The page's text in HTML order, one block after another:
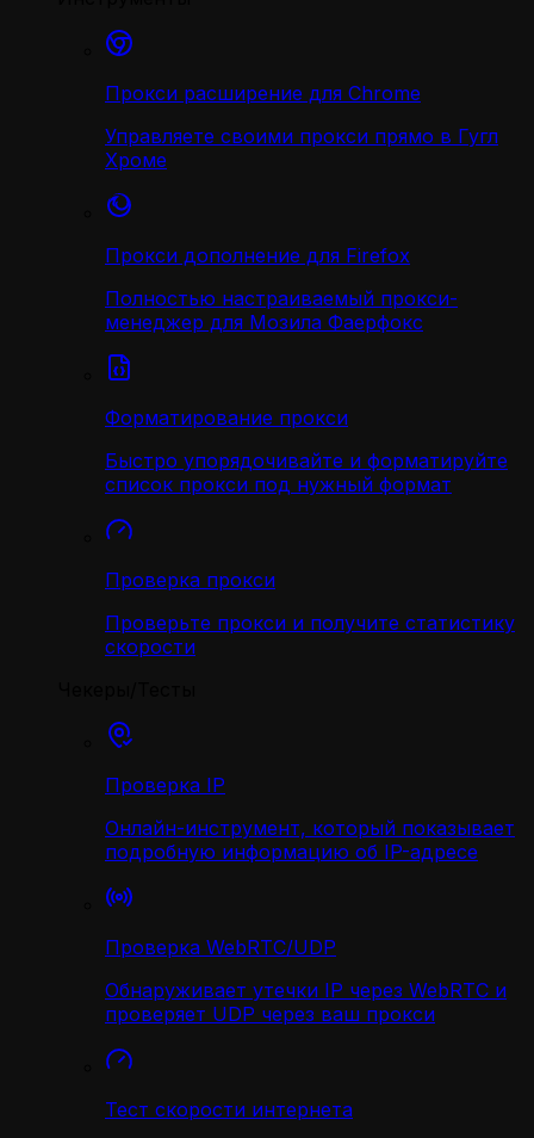
Прокси расширение для Chrome
Управляете своими прокси прямо в Гугл
Хроме
Прокси дополнение для Firefox
Полностью настраиваемый прокси-
менеджер для Мозила Фаерфокс
Форматирование прокси
Быстро упорядочивайте и форматируйте
список прокси под нужный формат
Проверка прокси
Проверьте прокси и получите статистику
скорости
Проверка IP
Онлайн-инструмент, который показывает
подробную информацию об IP-адресе
Проверка WebRTC/UDP
Обнаруживает утечки IP через WebRTC и
проверяет UDP через ваш прокси
Тест скорости интернета